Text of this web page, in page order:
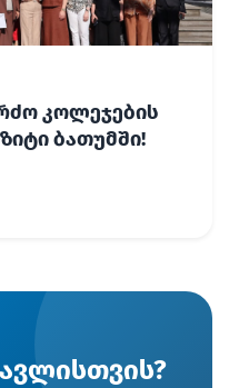
კოლეჯების
ბათუმში!